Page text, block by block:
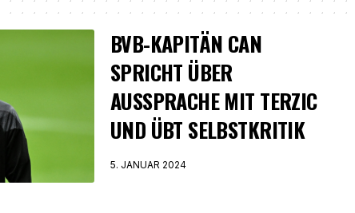
BVB-KAPITÄN CAN
SPRICHT ÜBER
AUSSPRACHE MIT TERZIC
UND ÜBT SELBSTKRITIK
5. JANUAR 2024